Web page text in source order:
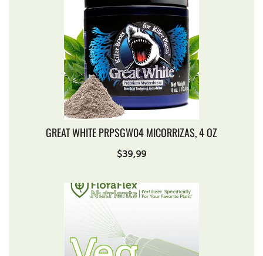
GREAT WHITE PRPSGW04 MICORRIZAS, 4 OZ
$39,99